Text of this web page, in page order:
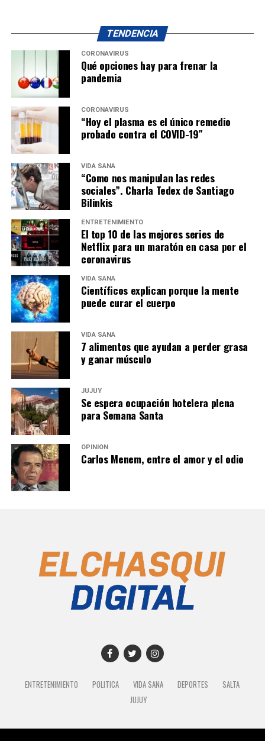
TENDENCIA
CORONAVIRUS
Qué opciones hay para frenar la
pandemia
CORONAVIRUS
“Hoy el plasma es el único remedio
probado contra el COVID-19″
VIDA SANA
“Como nos manipulan las redes
sociales”. Charla Tedex de Santiago
Bilinkis
ENTRETENIMIENTO
El top 10 de las mejores series de
Netflix para un maratón en casa por el
coronavirus
VIDA SANA
Científicos explican porque la mente
puede curar el cuerpo
VIDA SANA
7 alimentos que ayudan a perder grasa
y ganar músculo
JUJUY
Se espera ocupación hotelera plena
para Semana Santa
OPINIÓN
Carlos Menem, entre el amor y el odio
ENTRETENIMIENTO POLITICA VIDA SANA DEPORTES
SALTA
JUJUY